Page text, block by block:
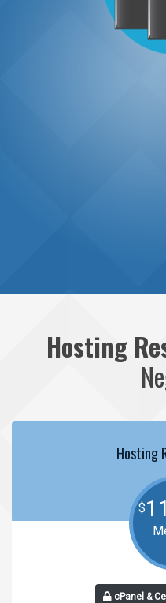
Hosting
Hosting
$
cPanel &